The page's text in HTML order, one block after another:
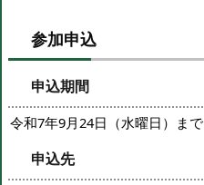
参加申込
申込期間
令和7年9月24日（水曜日）まで
申込先